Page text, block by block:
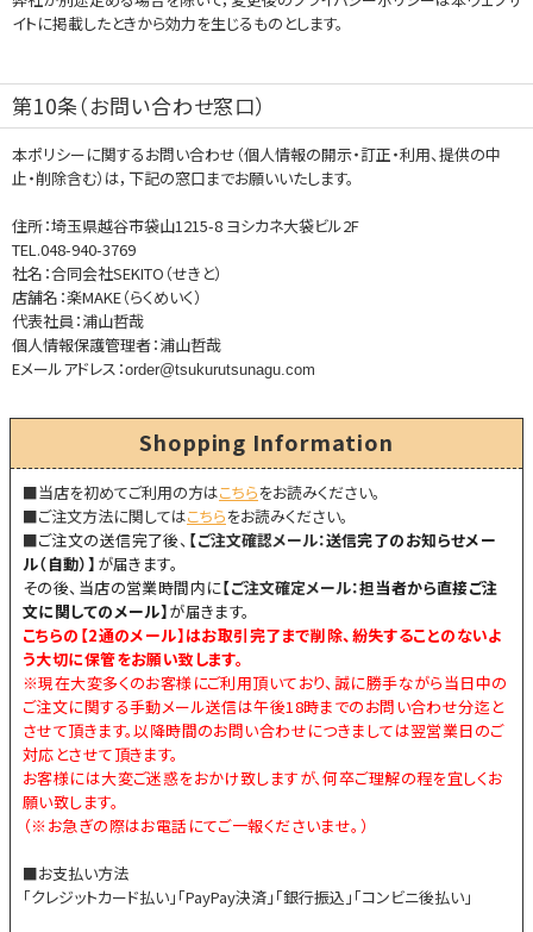
イトに掲載したときから効力を生じるものとします。
第10条（お問い合わせ窓口）
本ポリシーに関するお問い合わせ（個人情報の開示・訂正・利用、提供の中
止・削除含む）は，下記の窓口までお願いいたします。
住所：埼玉県越谷市袋山1215-8 ヨシカネ大袋ビル2F
TEL.048-940-3769
社名：合同会社SEKITO（せきと）
店舗名：楽MAKE（らくめいく）
代表社員：浦山哲哉
個人情報保護管理者：浦山哲哉
Eメールアドレス：order@tsukurutsunagu.com
Shopping Information
■当店を初めてご利用の方はこちらをお読みください。
■ご注文方法に関してはこちらをお読みください。
■ご注文の送信完了後、 【ご注文確認メール：送信完了のお知らせメー
ル（自動）】 が届きます。
その後、当店の営業時間内に【ご注文確定メール：担当者から直接ご注
文に関してのメール】が届きます。
こちらの【2通のメール】はお取引完了まで削除、紛失することのないよ
う大切に保管をお願い致します。
※現在大変多くのお客様にご利用頂いており、誠に勝手ながら当日中の
ご注文に関する手動メール送信は午後18時までのお問い合わせ分迄と
させて頂きます。以降時間のお問い合わせにつきましては翌営業日のご
対応とさせて頂きます。
お客様には大変ご迷惑をおかけ致しますが、何卒ご理解の程を宜しくお
願い致します。
（※お急ぎの際はお電話にてご一報くださいませ。）
■お支払い方法
「クレジットカード払い」「PayPay決済」「銀行振込」「コンビニ後払い」